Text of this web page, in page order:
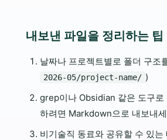
내보낸 파일을 정리하는 팁
날짜나 프로젝트별로 폴더 구조
2026-05/project-name/ )
grep이나 Obsidian 같은 도구로
하려면 Markdown으로 내보내
비기술직 동료와 공유할 수 있는